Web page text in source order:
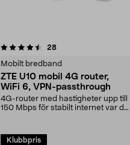
28recensioner
Mobilt bredband
ZTE U10 mobil 4G router,
WiFi 6, VPN-passthrough
4G-router med hastigheter upp till
150 Mbps för stabilt internet var du
Klubbpris
4.0 av 5 stjärnor